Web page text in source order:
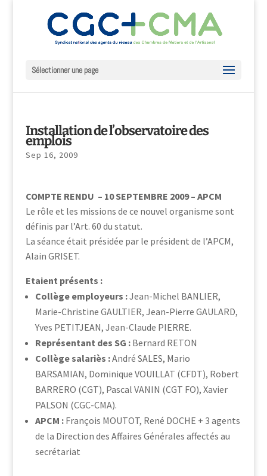
Sélectionner une page
Installation de l’observatoire des
emplois
Sep 16, 2009
COMPTE RENDU – 10 SEPTEMBRE 2009 – APCM
Le rôle et les missions de ce nouvel organisme sont
définis par l’Art. 60 du statut.
La séance était présidée par le président de l’APCM,
Alain GRISET.
Etaient présents :
Collège employeurs :Jean-Michel BANLIER,
Marie-Christine GAULTIER, Jean-Pierre GAULARD,
Yves PETITJEAN, Jean-Claude PIERRE.
Représentant des SG : Bernard RETON
Collège salariès :André SALES, Mario
BARSAMIAN, Dominique VOUILLAT (CFDT), Robert
BARRERO (CGT), Pascal VANIN (CGT FO), Xavier
PALSON (CGC-CMA).
APCM : François MOUTOT, René DOCHE + 3 agents
de la Direction des Affaires Générales affectés au
secrétariat